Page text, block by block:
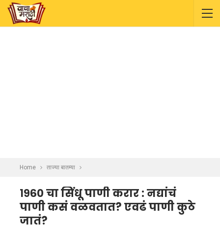
Home ताज्या बातम्या
१९६० चा सिंधू पाणी करार : नद्यांचं
पाणी कसं वळवतात? एवढं पाणी कुठे
जातं?